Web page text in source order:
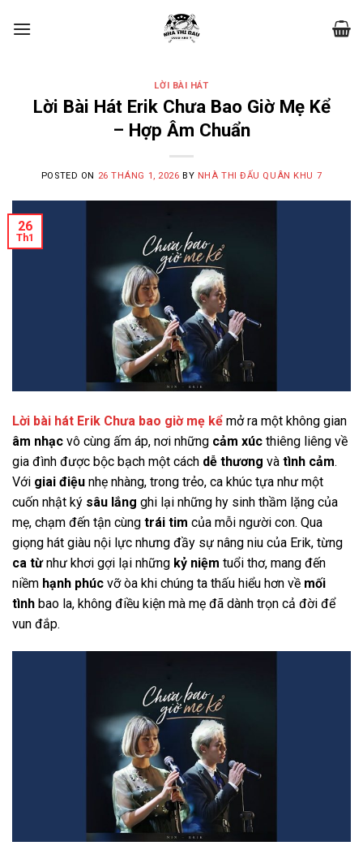
LỜI BÀI HÁT
Lời Bài Hát Erik Chưa Bao Giờ Mẹ Kể
– Hợp Âm Chuẩn
POSTED ON 26 THÁNG 1, 2026 BY NHÀ THI ĐẤU QUÂN KHU 7
26
Th1
Lời bài hát Erik Chưa bao giờ mẹ kể mở ra một không gian
âm nhạc vô cùng ấm áp, nơi những cảm xúc thiêng liêng về
gia đình được bộc bạch một cách dễ thương và tình cảm.
Với giai điệu nhẹ nhàng, trong trẻo, ca khúc tựa như một
cuốn nhật ký sâu lắng ghi lại những hy sinh thầm lặng của
mẹ, chạm đến tận cùng trái tim của mỗi người con. Qua
giọng hát giàu nội lực nhưng đầy sự nâng niu của Erik, từng
ca từnhư khơi gợi lại những kỷ niệm tuổi thơ, mang đến
niềm hạnh phúc vỡ òa khi chúng ta thấu hiểu hơn về mối
tình bao la, không điều kiện mà mẹ đã dành trọn cả đời để
vun đắp.